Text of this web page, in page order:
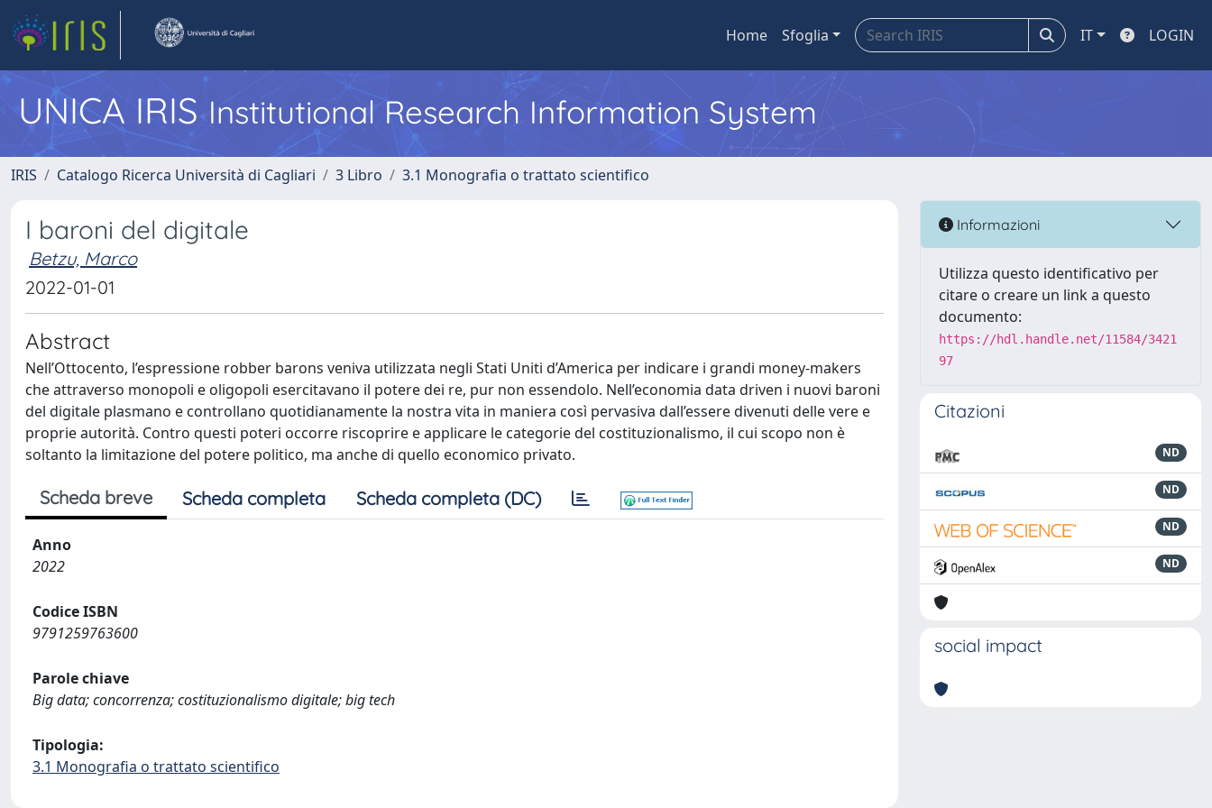
Home Sfoglia IT LOGIN
UNICA IRISInstitutional Research Information System
IRIS Catalogo Ricerca Università di Cagliari 3 Libro 3.1 Monografia o trattato scientifico
I baroni del digitale
Betzu, Marco
2022-01-01
Abstract
Nell’Ottocento, l’espressione robber barons veniva utilizzata negli Stati Uniti d’America per indicare i grandi money-makers
che attraverso monopoli e oligopoli esercitavano il potere dei re, pur non essendolo. Nell’economia data driven i nuovi baroni
del digitale plasmano e controllano quotidianamente la nostra vita in maniera così pervasiva dall’essere divenuti delle vere e
proprie autorità. Contro questi poteri occorre riscoprire e applicare le categorie del costituzionalismo, il cui scopo non è
soltanto la limitazione del potere politico, ma anche di quello economico privato.
Scheda breve Scheda completa Scheda completa (DC)
Anno
2022
Codice ISBN
9791259763600
Parole chiave
Big data; concorrenza; costituzionalismo digitale; big tech
Tipologia:
3.1 Monografia o trattato scientifico
Informazioni
Utilizza questo identificativo per
citare o creare un link a questo
documento:
https://hdl.handle.net/11584/3421
97
Citazioni
ND
ND
ND
ND
social impact